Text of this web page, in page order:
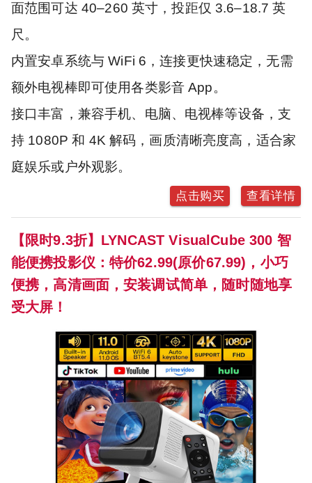
面范围可达 40–260 英寸，投距仅 3.6–18.7 英
尺。
内置安卓系统与 WiFi 6，连接更快速稳定，无需
额外电视棒即可使用各类影音 App。
接口丰富，兼容手机、电脑、电视棒等设备，支
持 1080P 和 4K 解码，画质清晰亮度高，适合家
庭娱乐或户外观影。
点击购买 查看详情
【限时9.3折】LYNCAST VisualCube 300 智
能便携投影仪：特价62.99(原价67.99)，小巧
便携，高清画面，安装调试简单，随时随地享
受大屏！